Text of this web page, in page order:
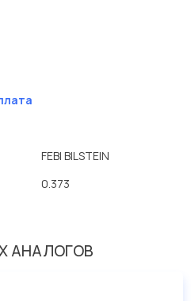
FEBI BILSTEIN
0.373
АНАЛОГОВ